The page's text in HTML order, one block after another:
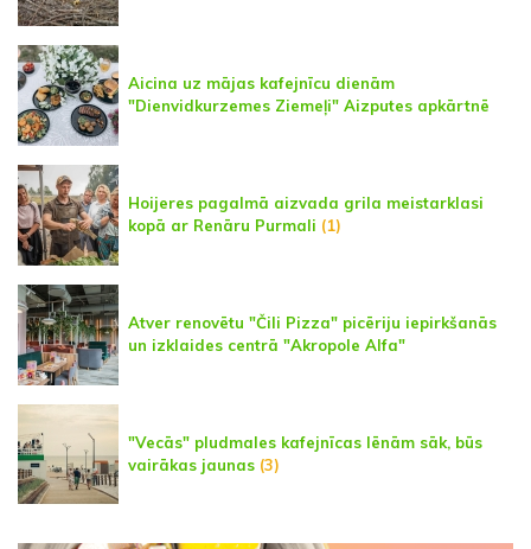
Aicina uz mājas kafejnīcu dienām
"Dienvidkurzemes Ziemeļi" Aizputes apkārtnē
Hoijeres pagalmā aizvada grila meistarklasi
kopā ar Renāru Purmali (1)
Atver renovētu "Čili Pizza" picēriju iepirkšanās
un izklaides centrā "Akropole Alfa"
"Vecās" pludmales kafejnīcas lēnām sāk, būs
vairākas jaunas (3)